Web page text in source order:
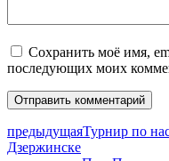
Сохранить моё имя,
последующих моих
предыдущаяТурнир по
Дзержинске